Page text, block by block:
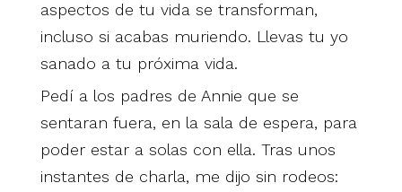
aspectos de tu vida se transforman,
incluso si acabas muriendo. Llevas tu yo
sanado a tu próxima vida.
Pedí a los padres de Annie que se
sentaran fuera, en la sala de espera, para
poder estar a solas con ella. Tras unos
instantes de charla, me dijo sin rodeos: